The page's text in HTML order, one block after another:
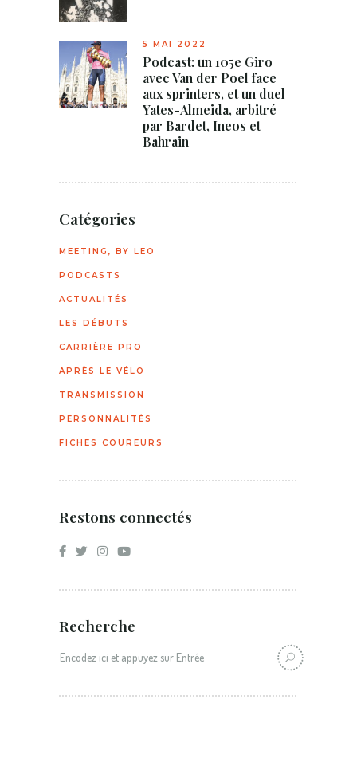
5 MAI 2022
Podcast: un 105e Giro
avec Van der Poel face
aux sprinters, et un duel
Yates-Almeida, arbitré
par Bardet, Ineos et
Bahrain
Catégories
MEETING, BY LEO
PODCASTS
ACTUALITÉS
LES DÉBUTS
CARRIÈRE PRO
APRÈS LE VÉLO
TRANSMISSION
PERSONNALITÉS
FICHES COUREURS
Restons connectés
Recherche